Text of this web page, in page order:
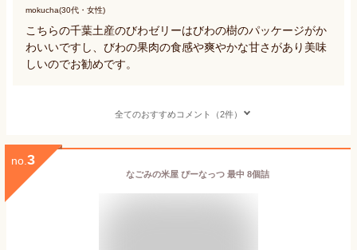
mokucha(30代・女性)
こちらの千葉土産のびわゼリーはびわの樹のパッケージがか
わいいですし、びわの果肉の食感や爽やかな甘さがあり美味
しいのでお勧めです。
全てのおすすめコメント（2件）
no. 3
なごみの米屋 ぴーなっつ 最中 8個詰